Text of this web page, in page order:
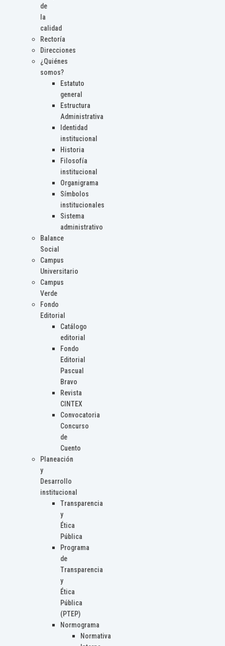
de
la
calidad
Rectoría
Direcciones
¿Quiénes
somos?
Estatuto
general
Estructura
Administrativa
Identidad
institucional
Historia
Filosofía
institucional
Organigrama
Símbolos
institucionales
Sistema
administrativo
Balance
Social
Campus
Universitario
Campus
Verde
Fondo
Editorial
Catálogo
editorial
Fondo
Editorial
Pascual
Bravo
Revista
CINTEX
Convocatoria
Concurso
de
Cuento
Planeación
y
Desarrollo
institucional
Transparencia
y
Ética
Pública
Programa
de
Transparencia
y
Ética
Pública
(PTEP)
Normograma
Normativa